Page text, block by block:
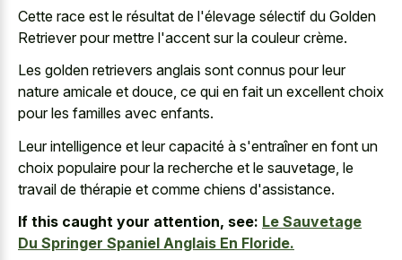
Cette race est le résultat de l'élevage sélectif du Golden
Retriever pour mettre l'accent sur la couleur crème.
Les golden retrievers anglais sont connus pour leur
nature amicale et douce, ce qui en fait un excellent choix
pour les familles avec enfants.
Leur intelligence et leur capacité à s'entraîner en font un
choix populaire pour la recherche et le sauvetage, le
travail de thérapie et comme chiens d'assistance.
If this caught your attention, see: Le Sauvetage
Du Springer Spaniel Anglais En Floride.